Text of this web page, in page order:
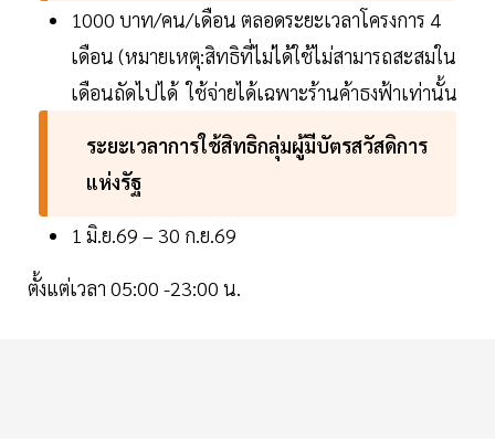
1000 บาท/คน/เดือน ตลอดระยะเวลาโครงการ 4
เดือน (หมายเหตุ:สิทธิที่ไม่ได้ใช้ไม่สามารถสะสมใน
เดือนถัดไปได้ ใช้จ่ายได้เฉพาะร้านค้าธงฟ้าเท่านั้น
ระยะเวลาการใช้สิทธิกลุ่มผู้มีบัตรสวัสดิการ
แห่งรัฐ
1 มิ.ย.69 – 30 ก.ย.69
ตั้งแต่เวลา 05:00 -23:00 น.